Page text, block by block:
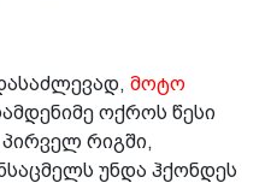
მოტო
ოქროს წესი
რიგში,
უნდა ჰქონდეს